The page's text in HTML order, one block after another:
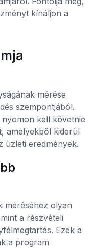
kínáljon a
mérése
szempontjából.
kell követnie
amelyekből kiderül
üzleti eredmények.
méréséhez olyan
a részvételi
Ezek a
a program